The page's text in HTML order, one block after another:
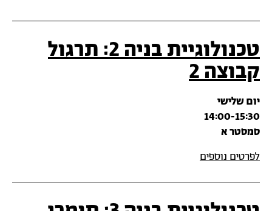
טכנולוגיית בניה 2: תרגול
קבוצה 2
יום שלישי
14:00-15:30
סמסטר א
לפרטים נוספים